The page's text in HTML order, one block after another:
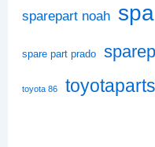
sparepart noah
spare part prado
toyota 86